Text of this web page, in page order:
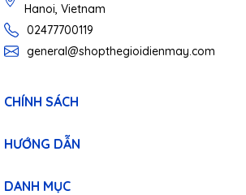
Hanoi, Vietnam
02477700119
general@shopthegioidienmay.com
CHÍNH SÁCH
HƯỚNG DẪN
DANH MỤC